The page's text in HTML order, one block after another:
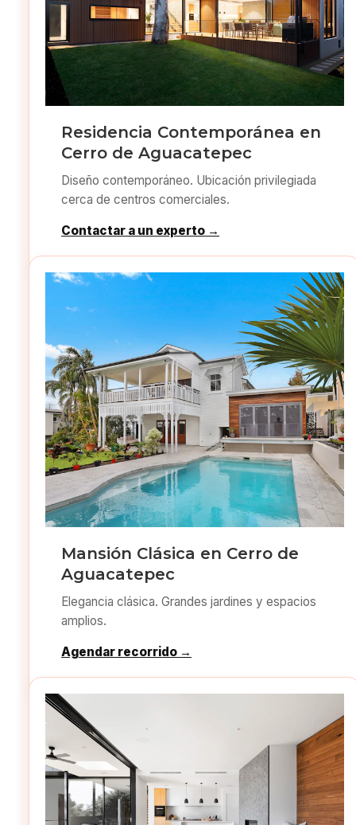
Residencia Contemporánea en
Cerro de Aguacatepec
Diseño contemporáneo. Ubicación privilegiada
cerca de centros comerciales.
Contactar a un experto →
Mansión Clásica en Cerro de
Aguacatepec
Elegancia clásica. Grandes jardines y espacios
amplios.
Agendar recorrido →